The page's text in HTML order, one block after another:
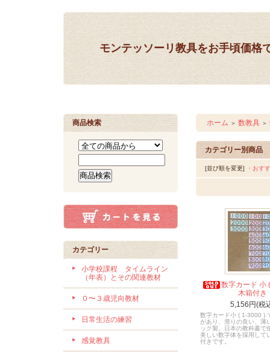
モンテッソーリ教具をお手頃価格
商品検索
カテゴリー
小学校課程 タイムライン
（年表）とその関連教材
０〜３歳児向教材
日常生活の練習
感覚教具
ホーム ＞ 数教具 ＞
カテゴリー別商品
[並び順を変更] ・おす
数字カード
木箱付き
5,156円(税
数字カード小 ( 1-3000 )
があり、滑りの良い、薄
ック製。日本の教科書で
美しい数字体を採用して
付きです。